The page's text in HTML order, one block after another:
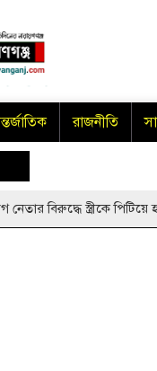
রাজনীতি
বিরুদ্ধে স্ত্রীকে পিটিয়ে